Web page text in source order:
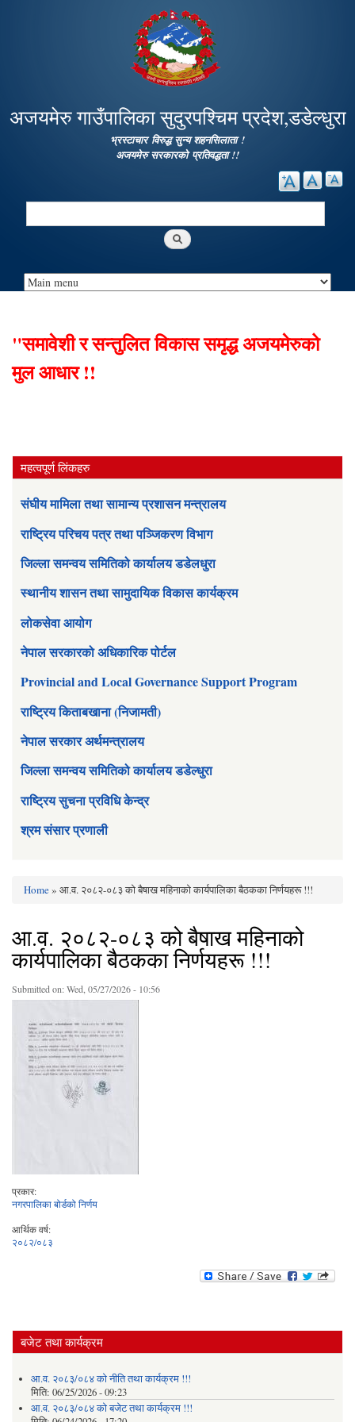
main
content
अजयमेरु गाउँपालिका सुदुरपश्चिम प्रदेश,डडेल्धुरा
भ्रस्टाचार विरुद्ध सुन्य शहनसिलाता !
अजयमेरु सरकारको प्रतिवद्धता !!
Search
"समावेशी र सन्तुलित विकास समृद्ध अजयमेरुको
मुल आधार !!
महत्वपूर्ण लिंकहरु
संघीय मामिला तथा सामान्य प्रशासन मन्त्रालय
राष्ट्रिय परिचय पत्र तथा पञ्जिकरण विभाग
जिल्ला समन्वय समितिको कार्यालय डडेलधुरा
स्थानीय शासन तथा सामुदायिक विकास कार्यक्रम
लोकसेवा आयोग
नेपाल सरकारको अधिकारिक पोर्टल
Provincial and Local Governance Support Program
राष्ट्रिय किताबखाना (निजामती)
नेपाल सरकार अर्थमन्त्रालय
जिल्ला समन्वय समितिको कार्यालय डडेल्धुरा
राष्ट्रिय सुचना प्रविधि केन्द्र
श्रम संसार प्रणाली
Home» आ.व. २०८२-०८३ को बैषाख महिनाको कार्यपालिका बैठकका निर्णयहरू !!!
आ.व. २०८२-०८३ को बैषाख महिनाको
कार्यपालिका बैठकका निर्णयहरू !!!
Submitted on:Wed, 05/27/2026 - 10:56
प्रकार:
नगरपालिका बोर्डको निर्णय
आर्थिक वर्ष:
२०८२/०८३
बजेट तथा कार्यक्रम
आ.व. २०८३/०८४ को नीति तथा कार्यक्रम !!!
मिति: 06/25/2026 - 09:23
आ.व. २०८३/०८४ को बजेट तथा कार्यक्रम !!!